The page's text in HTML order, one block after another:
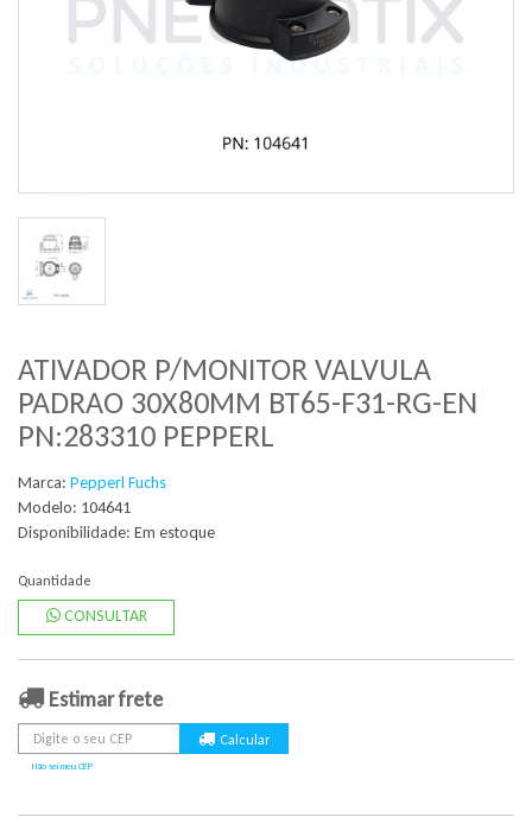
ATIVADOR P/MONITOR VALVULA
PADRAO 30X80MM BT65-F31-RG-EN
PN:283310 PEPPERL
Marca: Pepperl Fuchs
Modelo: 104641
Disponibilidade: Em estoque
Quantidade
CONSULTAR
Estimar frete
Não sei meu CEP